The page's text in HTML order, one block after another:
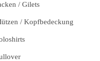
/ Gilets
/ Kopfbedeckung